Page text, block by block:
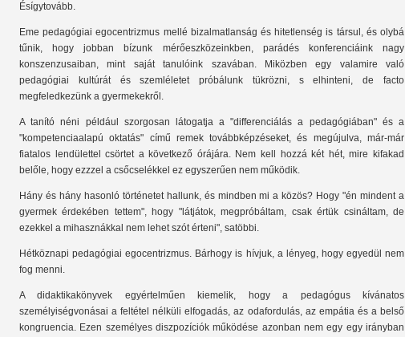
Ésígytovább.
Eme pedagógiai egocentrizmus mellé bizalmatlanság és hitetlenség is társul, és olybá
tűnik, hogy jobban bízunk mérőeszközeinkben, parádés konferenciáink nagy
konszenzusaiban, mint saját tanulóink szavában. Miközben egy valamire való
pedagógiai kultúrát és szemléletet próbálunk tükrözni, s elhinteni, de facto
megfeledkezünk a gyermekekről.
A tanító néni például szorgosan látogatja a "differenciálás a pedagógiában" és a
"kompetenciaalapú oktatás" című remek továbbképzéseket, és megújulva, már-már
fiatalos lendülettel csörtet a következő órájára. Nem kell hozzá két hét, mire kifakad
belőle, hogy ezzzel a csőcselékkel ez egyszerűen nem működik.
Hány és hány hasonló történetet hallunk, és mindben mi a közös? Hogy "én mindent a
gyermek érdekében tettem", hogy "látjátok, megpróbáltam, csak értük csináltam, de
ezekkel a mihasznákkal nem lehet szót érteni", satöbbi.
Hétköznapi pedagógiai egocentrizmus. Bárhogy is hívjuk, a lényeg, hogy egyedül nem
fog menni.
A didaktikakönyvek egyértelműen kiemelik, hogy a pedagógus kívánatos
személyiségvonásai a feltétel nélküli elfogadás, az odafordulás, az empátia és a belső
kongruencia. Ezen személyes diszpozíciók működése azonban nem egy egy irányban